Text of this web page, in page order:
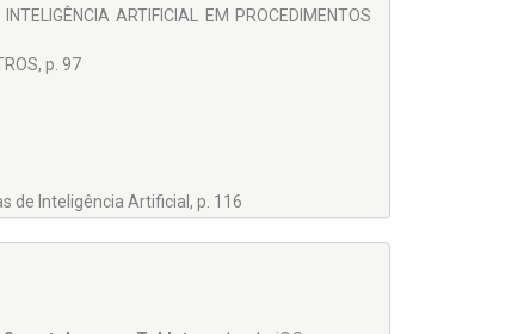
ARTIFICIAL EM PROCEDIMENTOS
p. 97
de Inteligência Artificial, p. 116
p. 127